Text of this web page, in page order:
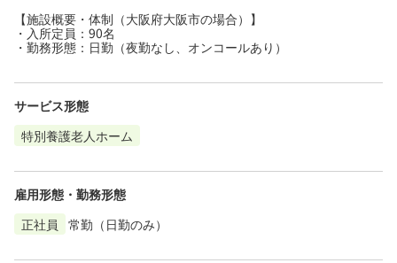
【施設概要・体制（大阪府大阪市の場合）】
・入所定員：90名
・勤務形態：日勤（夜勤なし、オンコールあり）
サービス形態
特別養護老人ホーム
雇用形態・勤務形態
正社員
常勤（日勤のみ）